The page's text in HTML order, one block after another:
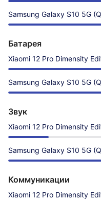
Samsung Galaxy S10 5G
Батарея
Xiaomi 12 Pro Dimensity
Samsung Galaxy S10 5G
Звук
Xiaomi 12 Pro Dimensity
Samsung Galaxy S10 5G
Коммуникации
Xiaomi 12 Pro Dimensity